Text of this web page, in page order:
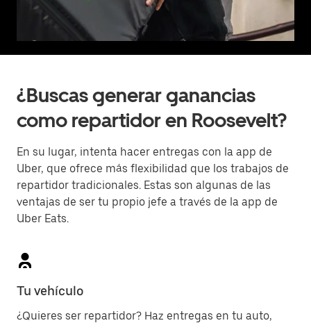
¿Buscas generar ganancias
como repartidor en Roosevelt?
En su lugar, intenta hacer entregas con la app de
Uber, que ofrece más flexibilidad que los trabajos de
repartidor tradicionales. Estas son algunas de las
ventajas de ser tu propio jefe a través de la app de
Uber Eats.
Tu vehículo
¿Quieres ser repartidor? Haz entregas en tu auto,